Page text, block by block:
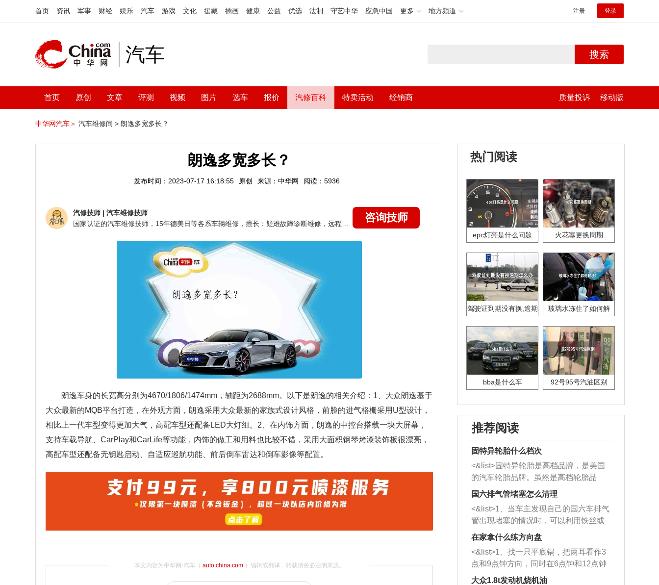
首页 资讯 军事 财经 娱乐 汽车 游戏 文化 援藏 插画 健康 公益 优选 法制 守艺中华 应急中国 更多 地方频道 注册 登录
汽车 搜索
首页 原创 文章 评测 视频 图片 选车 报价 汽修百科 特卖活动 经销商 质量投诉 移动版
中华网汽车＞ 汽车维修间 > 朗逸多宽多长？
朗逸多宽多长？
发布时间：2023-07-17 16:18:55 原创 来源：中华网 阅读：5936
汽修技师 | 汽车维修技师
咨询技师
朗逸车身的长宽高分别为4670/1806/1474mm，轴距为2688mm。以下是朗逸的相关介绍：1、大众朗逸基于
大众最新的MQB平台打造，在外观方面，朗逸采用大众最新的家族式设计风格，前脸的进气格栅采用U型设计，
相比上一代车型变得更加大气，高配车型还配备LED大灯组。2、在内饰方面，朗逸的中控台搭载一块大屏幕，
支持车载导航、CarPlay和CarLife等功能，内饰的做工和用料也比较不错，采用大面积钢琴烤漆装饰板很漂亮，
高配车型还配备无钥匙启动、自适应巡航功能、前后倒车雷达和倒车影像等配置。
本文内容为中华网·汽车（ auto.china.com）编辑或翻译，转载请务必注明来源。
热门阅读
epc灯亮是什么问题 火花塞更换周期
驾驶证到期没有换,逾期
玻璃水冻住了如何解
bba是什么车 92号95号汽油区别
推荐阅读
固特异轮胎什么档次
<&list>固特异轮胎是高档品牌，是美国
的汽车轮胎品牌。虽然是高档轮胎品
牌，但是中高低端的轮胎都有生产，这
也是为了更好的开拓市场。
国六排气管堵塞怎么清理
<&list>1、当车主发现自己的国六车排气
管出现堵塞的情况时，可以利用铁丝或
者是细棍，直接将杂物给取出来，如果
堵塞情况比较严重，也可以采取应急措
施。 <&list>2、直接利用木棍将所有的
杂物推到排气管里面的位置处，然后将
三元催化器拆解开，就可以将堵塞的东
在家拿什么练方向盘
<&list>1、找一只平底锅，把两耳看作3
点和9点钟方向，同时在6点钟和12点钟
方向做一个标记。 <&list>2、双手握住
大众1.8t发动机烧机油